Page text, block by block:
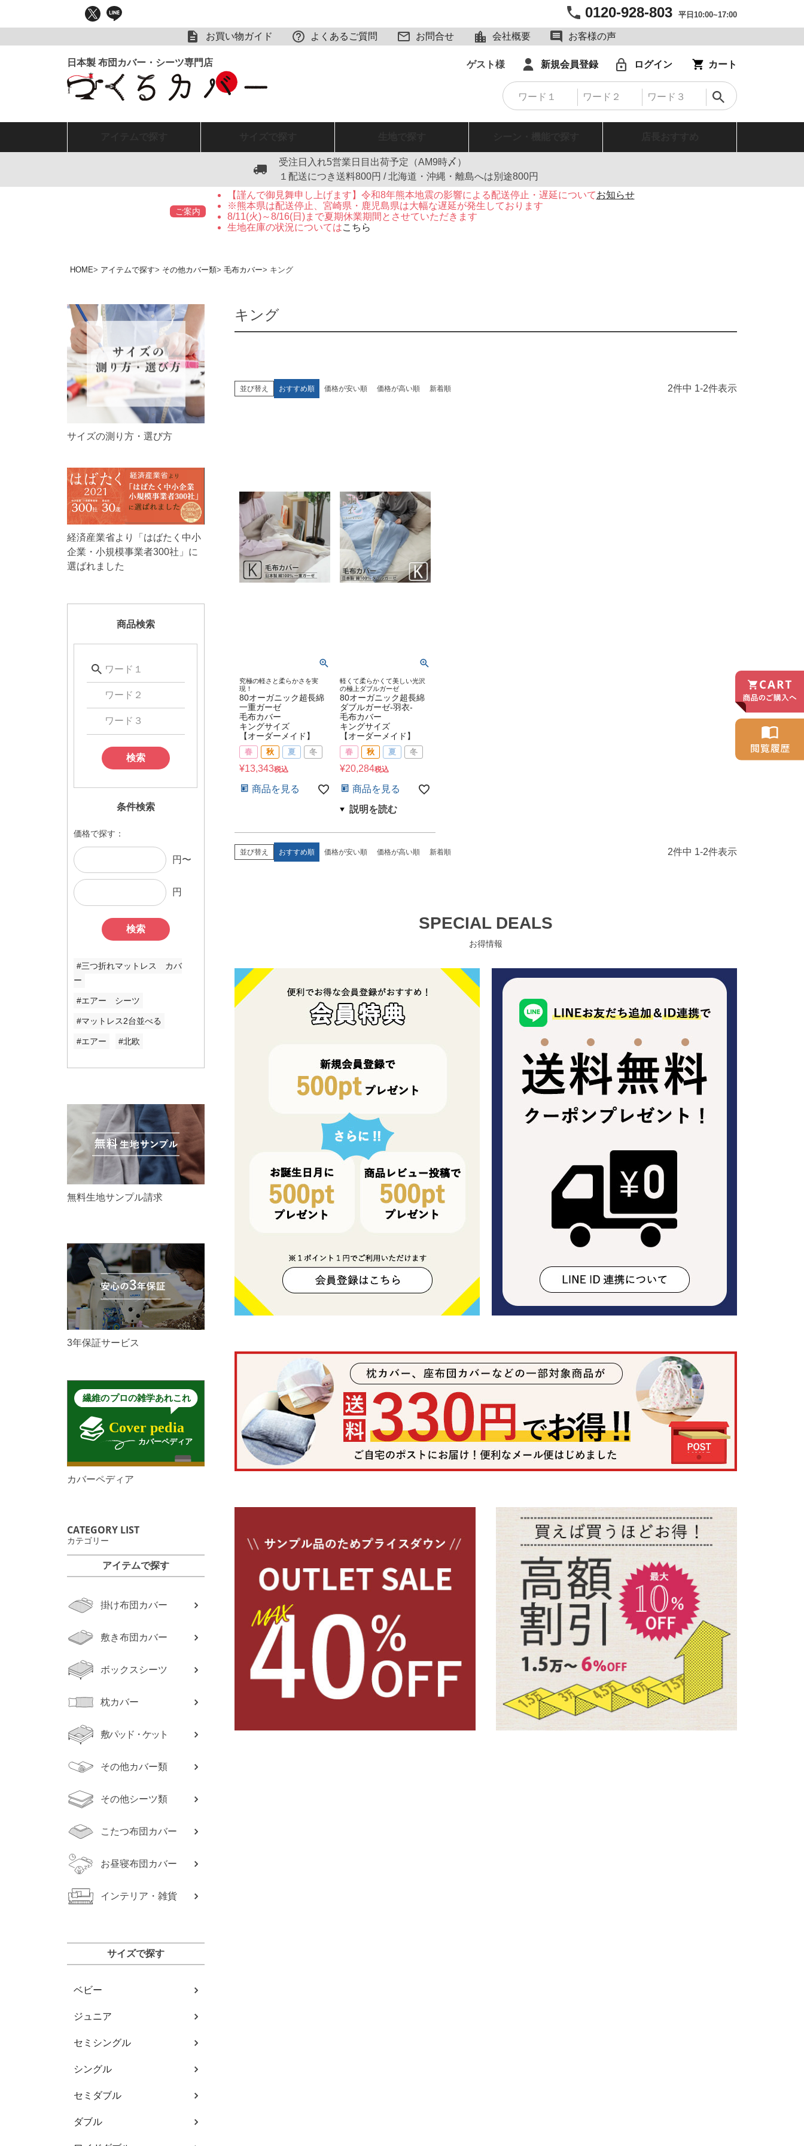
0120-928-803 平日10:00~17:00
お買い物ガイド よくあるご質問 お問合せ 会社概要 お客様の声
ゲスト様 新規会員登録 ログイン カート
受注日入れ5営業日目出荷予定（AM9時〆）
１配送につき送料800円 / 北海道・沖縄・離島へは別途800円
ご案内
【謹んで御見舞申し上げます】令和8年熊本地震の影響による配送停止・遅延についてお知らせ
※熊本県は配送停止、宮崎県・鹿児島県は大幅な遅延が発生しております
8/11(火)～8/16(日)まで夏期休業期間とさせていただきます
生地在庫の状況についてはこちら
HOME アイテムで探す その他カバー類 毛布カバー キング
サイズの測り方・選び方
経済産業省より「はばたく中小
企業・小規模事業者300社」に
選ばれました
商品検索
検索
条件検索
価格で探す：
円〜
円
検索
#三つ折れマットレス カバ
ー
#エアー シーツ
#マットレス2台並べる
#エアー #北欧
無料生地サンプル請求
3年保証サービス
カバーペディア
CATEGORY LIST
カテゴリー
アイテムで探す
掛け布団カバー
敷き布団カバー
ボックスシーツ
枕カバー
敷パッド・ケット
その他カバー類
その他シーツ類
こたつ布団カバー
お昼寝布団カバー
インテリア・雑貨
サイズで探す
ベビー
ジュニア
セミシングル
シングル
セミダブル
ダブル
キング
並び替え おすすめ順 価格が安い順 価格が高い順 新着順 2件中 1-2件表示
究極の軽さと柔らかさを実
現！
80オーガニック超長綿
一重ガーゼ
毛布カバー
キングサイズ
【オーダーメイド】
春 秋 夏 冬
¥13,343税込
商品を見る
軽くて柔らかくて美しい光沢
の極上ダブルガーゼ
80オーガニック超長綿
ダブルガーゼ-羽衣-
毛布カバー
キングサイズ
【オーダーメイド】
春 秋 夏 冬
¥20,284税込
商品を見る
並び替え おすすめ順 価格が安い順 価格が高い順 新着順 2件中 1-2件表示
SPECIAL DEALS
お得情報